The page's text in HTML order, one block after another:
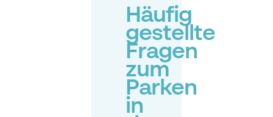
Häufig
gestellte
Fragen
zum
Parken
in